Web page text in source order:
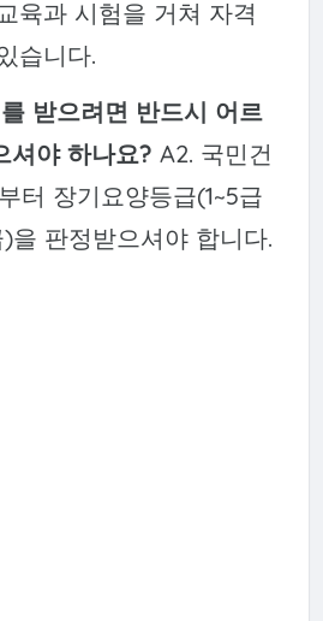
육과 시험을 거쳐 자격
습니다.
받으려면 반드시 어르
셔야 하나요? A2. 국민건
터 장기요양등급(1~5급
을 판정받으셔야 합니다.